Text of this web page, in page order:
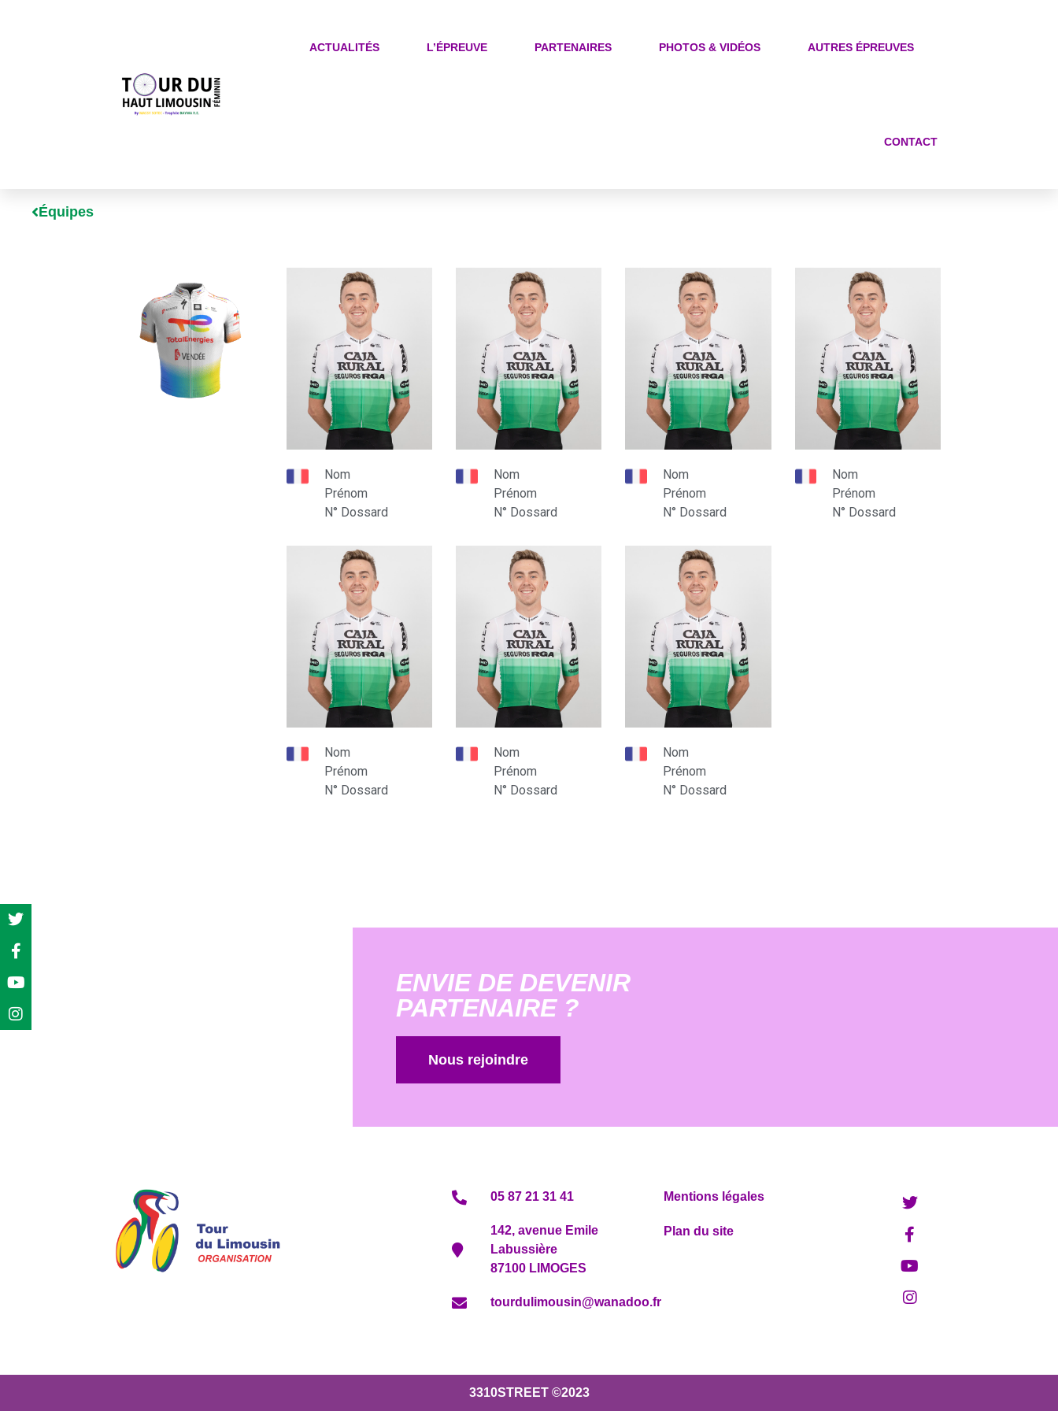
ACTUALITÉS L’ÉPREUVE PARTENAIRES PHOTOS & VIDÉOS AUTRES ÉPREUVES
CONTACT
Équipes
Nom
Prénom
N° Dossard
Nom
Prénom
N° Dossard
Nom
Prénom
N° Dossard
Nom
Prénom
N° Dossard
Nom
Prénom
N° Dossard
Nom
Prénom
N° Dossard
Nom
Prénom
N° Dossard
ENVIE DE DEVENIR
PARTENAIRE ?
Nous rejoindre
05 87 21 31 41
142, avenue Emile
Labussière
87100 LIMOGES
tourdulimousin@wanadoo.fr
Mentions légales
Plan du site
3310STREET ©2023